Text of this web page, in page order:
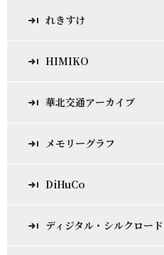
れきすけ
HIMIKO
華北交通アーカイブ
メモリーグラフ
DiHuCo
ディジタル・シルクロード